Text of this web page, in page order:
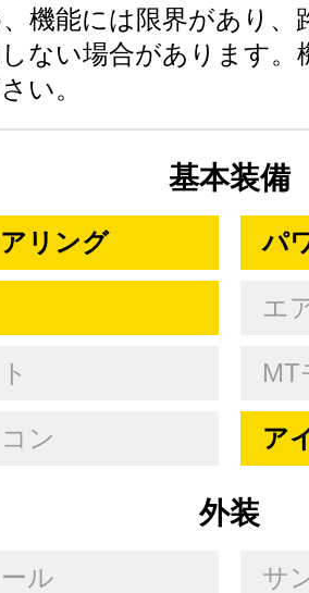
機能には限界があり、
ない場合があります。
い。
基本装備
リング パ
エ
MT
ン ア
外装
ル サ